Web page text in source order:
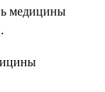
медицины